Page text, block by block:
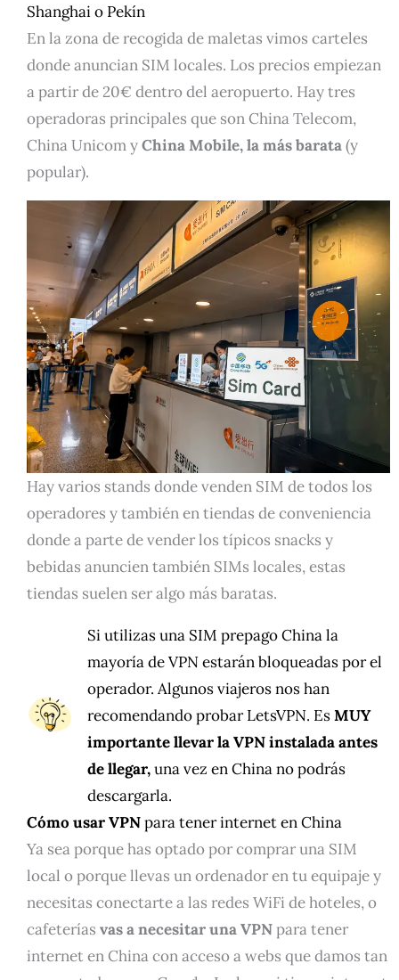
Shanghai o Pekín
En la zona de recogida de maletas vimos carteles
donde anuncian SIM locales. Los precios empiezan
a partir de 20€ dentro del aeropuerto. Hay tres
operadoras principales que son China Telecom,
China Unicom yChina Mobile, la más barata(y
popular).
Hay varios stands donde venden SIM de todos los
operadores y también en tiendas de conveniencia
donde a parte de vender los típicos snacks y
bebidas anuncien también SIMs locales, estas
tiendas suelen ser algo más baratas.
Si utilizas una SIM prepago China la
mayoría de VPN estarán bloqueadas por el
operador. Algunos viajeros nos han
recomendando probar LetsVPN. EsMUY
importante llevar la VPN instalada antes
de llegar,una vez en China no podrás
descargarla.
Cómo usar VPNpara tener internet en China
Ya sea porque has optado por comprar una SIM
local o porque llevas un ordenador en tu equipaje y
necesitas conectarte a las redes WiFi de hoteles, o
cafeterías vas a necesitar una VPNpara tener
internet en China con acceso a webs que damos tan